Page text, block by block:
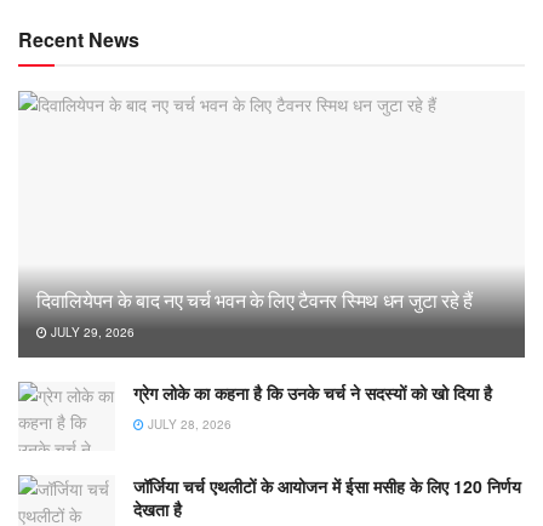
Recent News
दिवालियेपन के बाद नए चर्च भवन के लिए टैवनर स्मिथ धन जुटा रहे हैं
JULY 29, 2026
ग्रेग लोके का कहना है कि उनके चर्च ने सदस्यों को खो दिया है
JULY 28, 2026
जॉर्जिया चर्च एथलीटों के आयोजन में ईसा मसीह के लिए 120 निर्णय
देखता है